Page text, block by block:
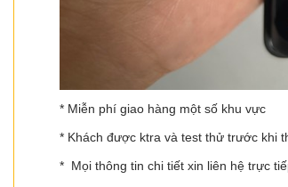
* Miễn phí giao hàng một số khu vực
* Khách được ktra và test thử trước khi
* Mọi thông tin chi tiết xin liên hệ trực